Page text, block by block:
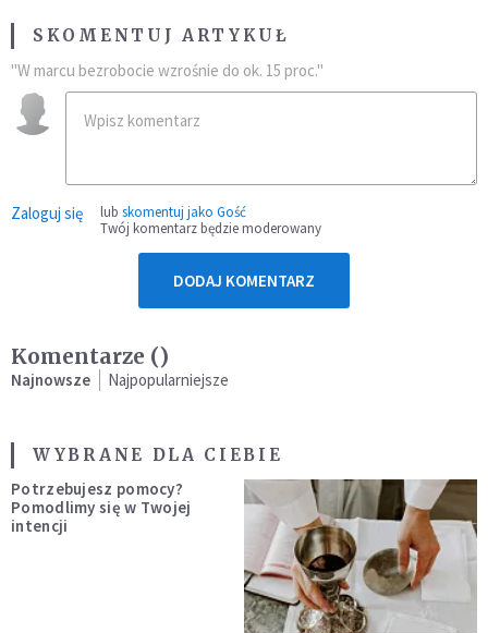
SKOMENTUJ ARTYKUŁ
"W marcu bezrobocie wzrośnie do ok. 15 proc."
Zaloguj się lub skomentuj jako Gość
Twój komentarz będzie moderowany
DODAJ KOMENTARZ
Komentarze ()
Najnowsze Najpopularniejsze
WYBRANE DLA CIEBIE
Potrzebujesz pomocy?
Pomodlimy się w Twojej
intencji